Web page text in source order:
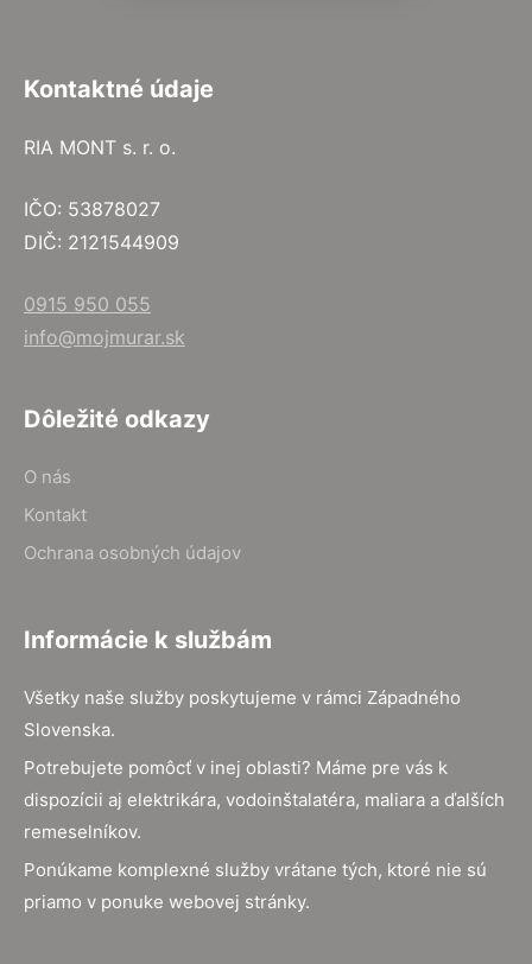
Kontaktné údaje
RIA MONT s. r. o.
IČO: 53878027
DIČ: 2121544909
0915 950 055
info@mojmurar.sk
Dôležité odkazy
O nás
Kontakt
Ochrana osobných údajov
Informácie k službám
Všetky naše služby poskytujeme v rámci Západného
Slovenska.
Potrebujete pomôcť v inej oblasti? Máme pre vás k
dispozícii aj elektrikára, vodoinštalatéra, maliara a ďalších
remeselníkov.
Ponúkame komplexné služby vrátane tých, ktoré nie sú
priamo v ponuke webovej stránky.